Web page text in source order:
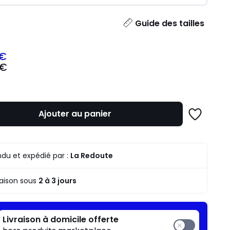
Guide des tailles
Ajouter au panier
Ajouter
et expédié par : La Redoute
sous 2 à 3 jours
Livraison à domicile offerte